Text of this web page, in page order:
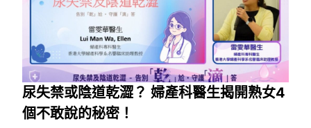
尿失禁或陰道乾澀？ 婦產科醫生揭開熟女4
個不敢說的秘密！